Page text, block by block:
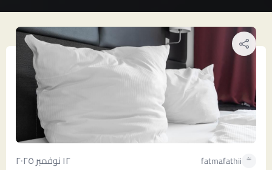
fatmafathii ١٢ نوفمبر ٢٠٢٥